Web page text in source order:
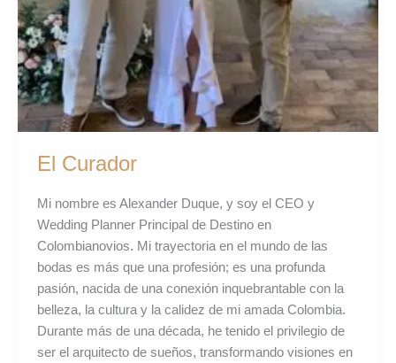
El Curador
Mi nombre es Alexander Duque, y soy el CEO y
Wedding Planner Principal de Destino en
Colombianovios. Mi trayectoria en el mundo de las
bodas es más que una profesión; es una profunda
pasión, nacida de una conexión inquebrantable con la
belleza, la cultura y la calidez de mi amada Colombia.
Durante más de una década, he tenido el privilegio de
ser el arquitecto de sueños, transformando visiones en